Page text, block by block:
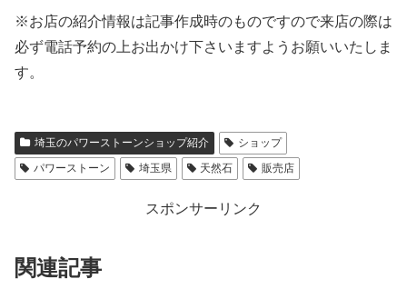
※お店の紹介情報は記事作成時のものですので来店の際は
必ず電話予約の上お出かけ下さいますようお願いいたしま
す。
埼玉のパワーストーンショップ紹介
ショップ
パワーストーン
埼玉県 天然石 販売店
スポンサーリンク
関連記事